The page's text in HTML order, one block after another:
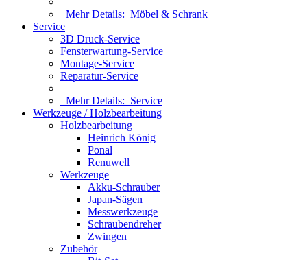
Mehr Details: Möbel & Schrank
Service
3D Druck-Service
Fensterwartung-Service
Montage-Service
Reparatur-Service
Mehr Details: Service
Werkzeuge / Holzbearbeitung
Holzbearbeitung
Heinrich König
Ponal
Renuwell
Werkzeuge
Akku-Schrauber
Japan-Sägen
Messwerkzeuge
Schraubendreher
Zwingen
Zubehör